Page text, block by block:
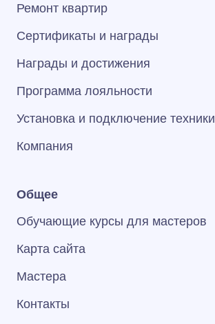
Ремонт квартир
Сертификаты и награды
Награды и достижения
Программа лояльности
Установка и подключение техники
Компания
Общее
Обучающие курсы для мастеров
Карта сайта
Мастера
Контакты